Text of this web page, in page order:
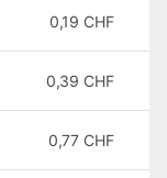
0,19 CHF
0,39 CHF
0,77 CHF